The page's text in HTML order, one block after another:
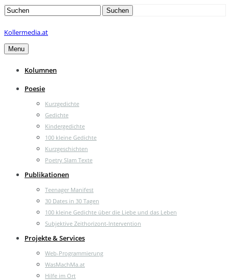
Search
Suchen
Kollermedia.at
Menu
Kolumnen
Poesie
Kurzgedichte
Gedichte
Kindergedichte
100 kleine Gedichte
Kurzgeschichten
Poetry Slam Texte
Publikationen
Teenager Manifest
30 Dates in 30 Tagen
100 kleine Gedichte über die Liebe und das Leben
Subjektive Zeithorizont-Intervention
Projekte & Services
Web-Programmierung
WasMachMa.at
Hilfe im Ort